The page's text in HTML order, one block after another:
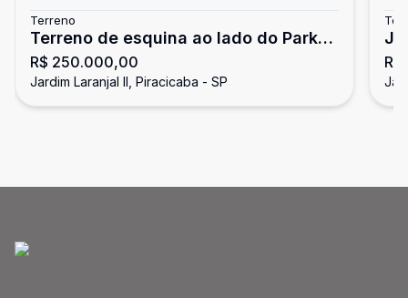
Terreno
Terreno de esquina ao lado do Park
UNIMEP Taquaral
R$ 250.000,00
Jardim Laranjal II, Piracicaba - SP